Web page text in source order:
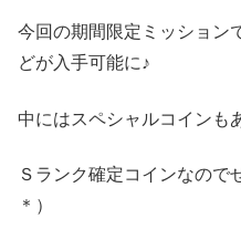
今回の期間限定ミッション
どが入手可能に♪
中にはスペシャルコインも
Ｓランク確定コインなので
＊）